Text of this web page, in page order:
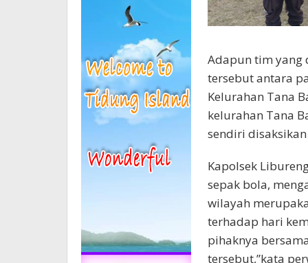
Adapun tim yang
tersebut antara
Kelurahan Tana
kelurahan Tana
sendiri
Kapolsek
sepak bola,
wilayah
terhadap hari
pihaknya
tersebut,”kata